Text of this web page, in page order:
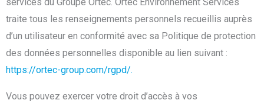
traite tous les renseignements personnels recueillis auprès
d’un utilisateur en conformité avec sa Politique de protection
des données personnelles disponible au lien suivant :
https://ortec-group.com/rgpd/.
Vous pouvez exercer votre droit d’accès à vos